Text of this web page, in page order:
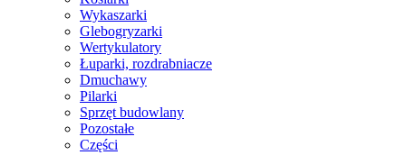
Wykaszarki
Glebogryzarki
Wertykulatory
Łuparki, rozdrabniacze
Dmuchawy
Pilarki
Sprzęt budowlany
Pozostałe
Części